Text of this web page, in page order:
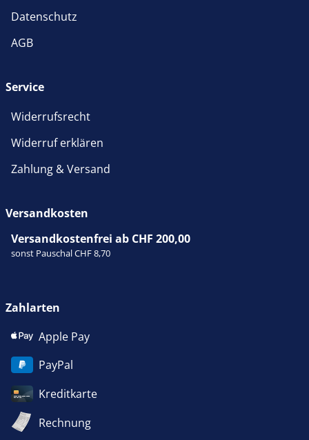
Datenschutz
AGB
Service
Widerrufsrecht
Widerruf erklären
Zahlung & Versand
Versandkosten
Versandkostenfrei ab CHF 200,00
sonst Pauschal CHF 8,70
Zahlarten
Apple Pay
PayPal
Kreditkarte
Rechnung